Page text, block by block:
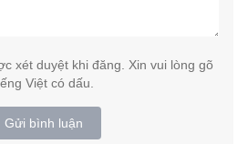
xét duyệt khi đăng. Xin vui lòng gõ
Việt có dấu.
Gửi bình luận